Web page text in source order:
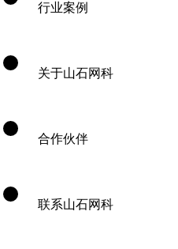
行业案例
关于山石网科
合作伙伴
联系山石网科